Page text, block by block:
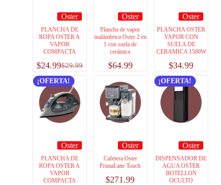
Oster
PLANCHA DE
ROPA OSTER A
VAPOR
COMPACTA
$29.99
$24.99
Oster
Plancha de vapor
inalámbrica Oster 2 en
1 con suela de
cerámica
$64.99
Oster
PLANCHA OSTER
VAPOR CON
SUELA DE
CERAMICA 1500W
$34.99
¡OFERTA!
Oster
PLANCHA DE
ROPA OSTER A
VAPOR
COMPACTA
Oster
Cafetera Oster
PrimaLatte Touch
$271.99
¡OFERTA!
Oster
DISPENSADOR DE
AGUA OSTER
BOTELLON
OCULTO